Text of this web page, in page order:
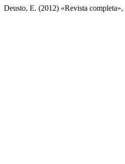
Deusto, E. (2012) «Revista completa»,